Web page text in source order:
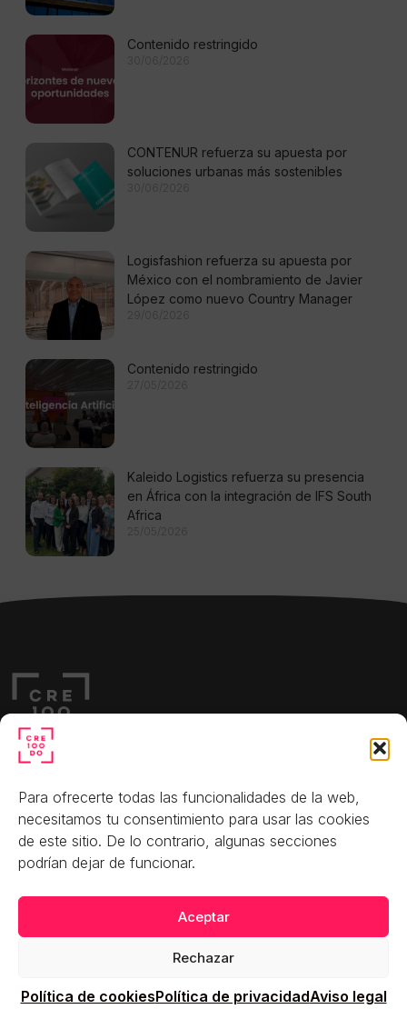
Para ofrecerte todas las funcionalidades de la web,
necesitamos tu consentimiento para usar las cookies
de este sitio. De lo contrario, algunas secciones
podrían dejar de funcionar.​
Aceptar
Rechazar
Política de cookiesPolítica de privacidadAviso legal
Contenido restringido
30/06/2026
CONTENUR refuerza su apuesta por
soluciones urbanas más sostenibles
30/06/2026
Logisfashion refuerza su apuesta por
México con el nombramiento de Javier
López como nuevo Country Manager
29/06/2026
Contenido restringido
27/05/2026
Kaleido Logistics refuerza su presencia
en África con la integración de IFS South
Africa
25/05/2026
C. de Joaquín Costa, 12,
Chamartín, 28002 Madrid
Observatorio
Sala de prensa
Aviso legal